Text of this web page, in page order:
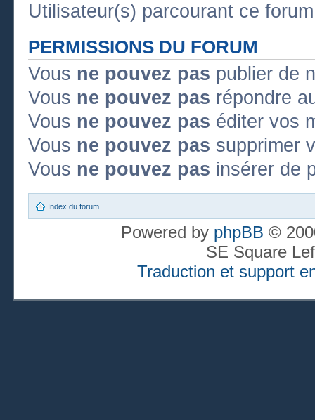
Utilisateur(s) parcourant ce
PERMISSIONS DU FORUM
Vous ne pouvez pas publier de
Vous ne pouvez pas répondre
Vous ne pouvez pas éditer vos
Vous ne pouvez pas supprimer
Vous ne pouvez pas insérer de
Index du forum
Powered by phpBB ©
SE Square
Traduction et support